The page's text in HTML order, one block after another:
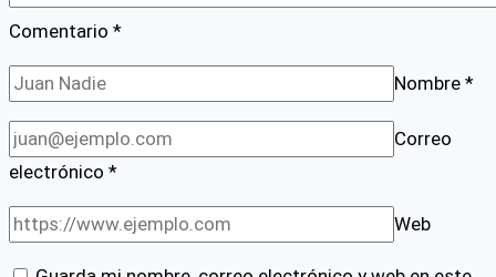
Comentario *
Nombre *
Correo
electrónico *
Web